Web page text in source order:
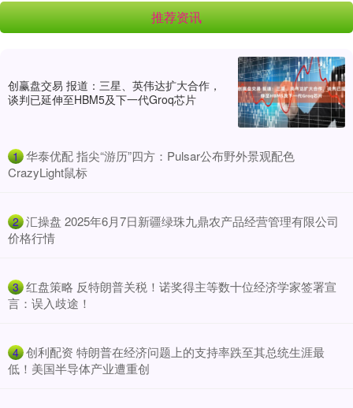
推荐资讯
创赢盘交易 报道：三星、英伟达扩大合作，
谈判已延伸至HBM5及下一代Groq芯片
1 ​华泰优配 指尖“游历”四方：Pulsar公布野外景观配色
CrazyLight鼠标
2 ​汇操盘 2025年6月7日新疆绿珠九鼎农产品经营管理有限公司
价格行情
3 ​红盘策略 反特朗普关税！诺奖得主等数十位经济学家签署宣
言：误入歧途！
4 ​创利配资 特朗普在经济问题上的支持率跌至其总统生涯最
低！美国半导体产业遭重创